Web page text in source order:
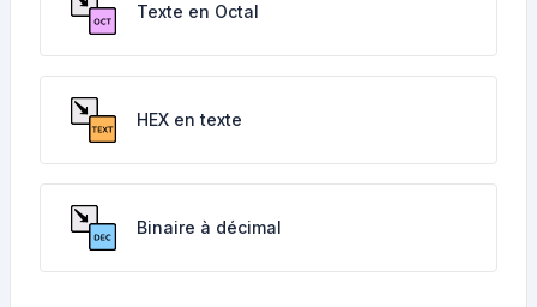
Texte en Octal
HEX en texte
Binaire à décimal